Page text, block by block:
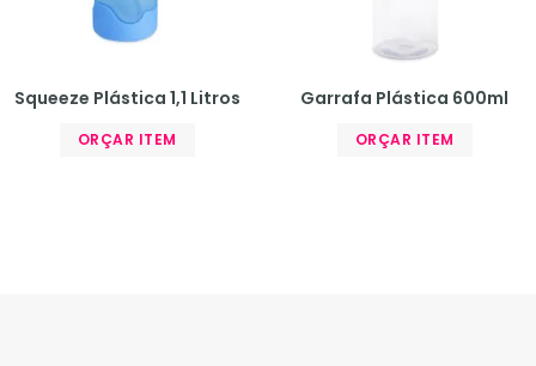
Squeeze Plástica 1,1 Litros
ORÇAR ITEM
Garrafa Plástica 600ml
ORÇAR ITEM